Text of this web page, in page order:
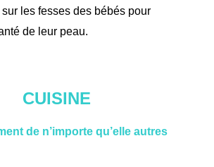
les fesses des bébés pour
de leur peau.
CUISINE
de n’importe qu’elle autres